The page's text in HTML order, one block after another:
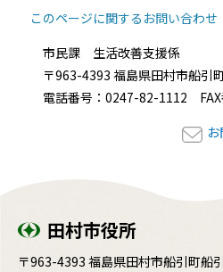
このページに関するお問い合わせ
市民課 生活改善支援係
〒963-4393 福島県田村市船引
電話番号：0247-82-1112
田村市役所
〒963-4393 福島県田村市船引町船